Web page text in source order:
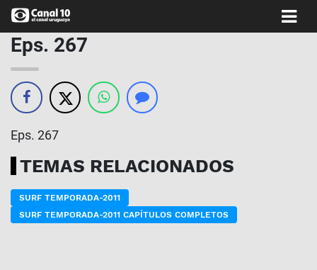
Eps. 267
Eps. 267
TEMAS RELACIONADOS
SURF TEMPORADA-2011
SURF TEMPORADA-2011 CAPÍTULOS COMPLETOS